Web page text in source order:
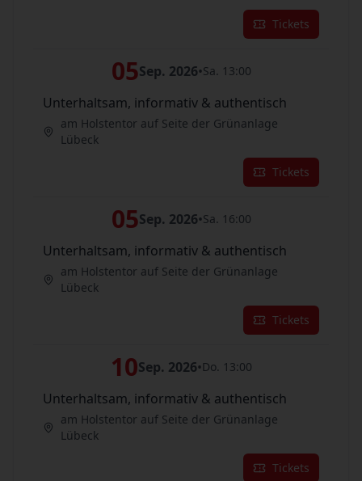
Tickets
05Sep. 2026•Sa. 13:00
Unterhaltsam, informativ & authentisch
am Holstentor auf Seite der Grünanlage
Lübeck
Tickets
05Sep. 2026•Sa. 16:00
Unterhaltsam, informativ & authentisch
am Holstentor auf Seite der Grünanlage
Lübeck
Tickets
10Sep. 2026•Do. 13:00
Unterhaltsam, informativ & authentisch
am Holstentor auf Seite der Grünanlage
Lübeck
Tickets